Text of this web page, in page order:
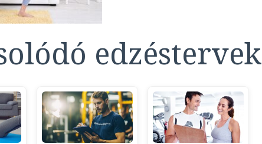
edzéstervek